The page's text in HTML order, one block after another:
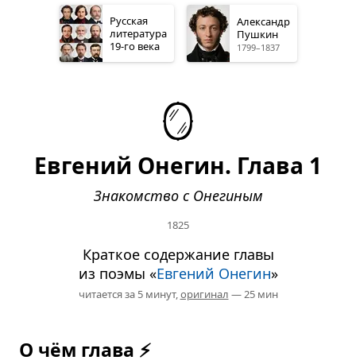
Русская
литература
19-говека
Александр
Пушкин
1799–1837
🪞
Евгений Онегин. Глава 1
Знакомство с Онегиным
1825
Краткое содержание главы
из поэмы «Евгений Онегин»
читается за 5 минут,оригинал — 25 мин
О чём глава ⚡